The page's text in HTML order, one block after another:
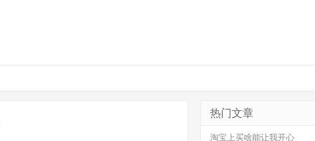
热门文章
淘宝上买啥能让我开心